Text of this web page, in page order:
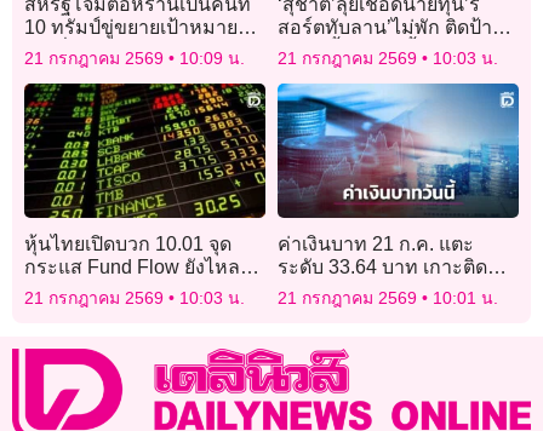
สหรัฐโจมตีอิหร่านเป็นคืนที่
10 ทรัมป์ขู่ขยายเป้าหมาย
แม้เสี่ยงผิดกฎหมายสงคราม
21 กรกฎาคม 2569 10:09 น.
‘สุชาติ’ลุยเชือดนายทุน’รี
สอร์ตทับลาน’ไม่พัก ติดป้าย
บังคับ’รื้อ3 ราย’รื้อเอง 1 ราย
เดินหน้าชงปปง.’ยึดทรัพย์’
21 กรกฎาคม 2569 10:03 น.
หุ้นไทยเปิดบวก 10.01 จุด
กระแส Fund Flow ยังไหล
เข้า
21 กรกฎาคม 2569 10:03 น.
ค่าเงินบาท 21 ก.ค. แตะ
ระดับ 33.64 บาท เกาะติด
สถานการณ์ตะวันออกกลาง
21 กรกฎาคม 2569 10:01 น.